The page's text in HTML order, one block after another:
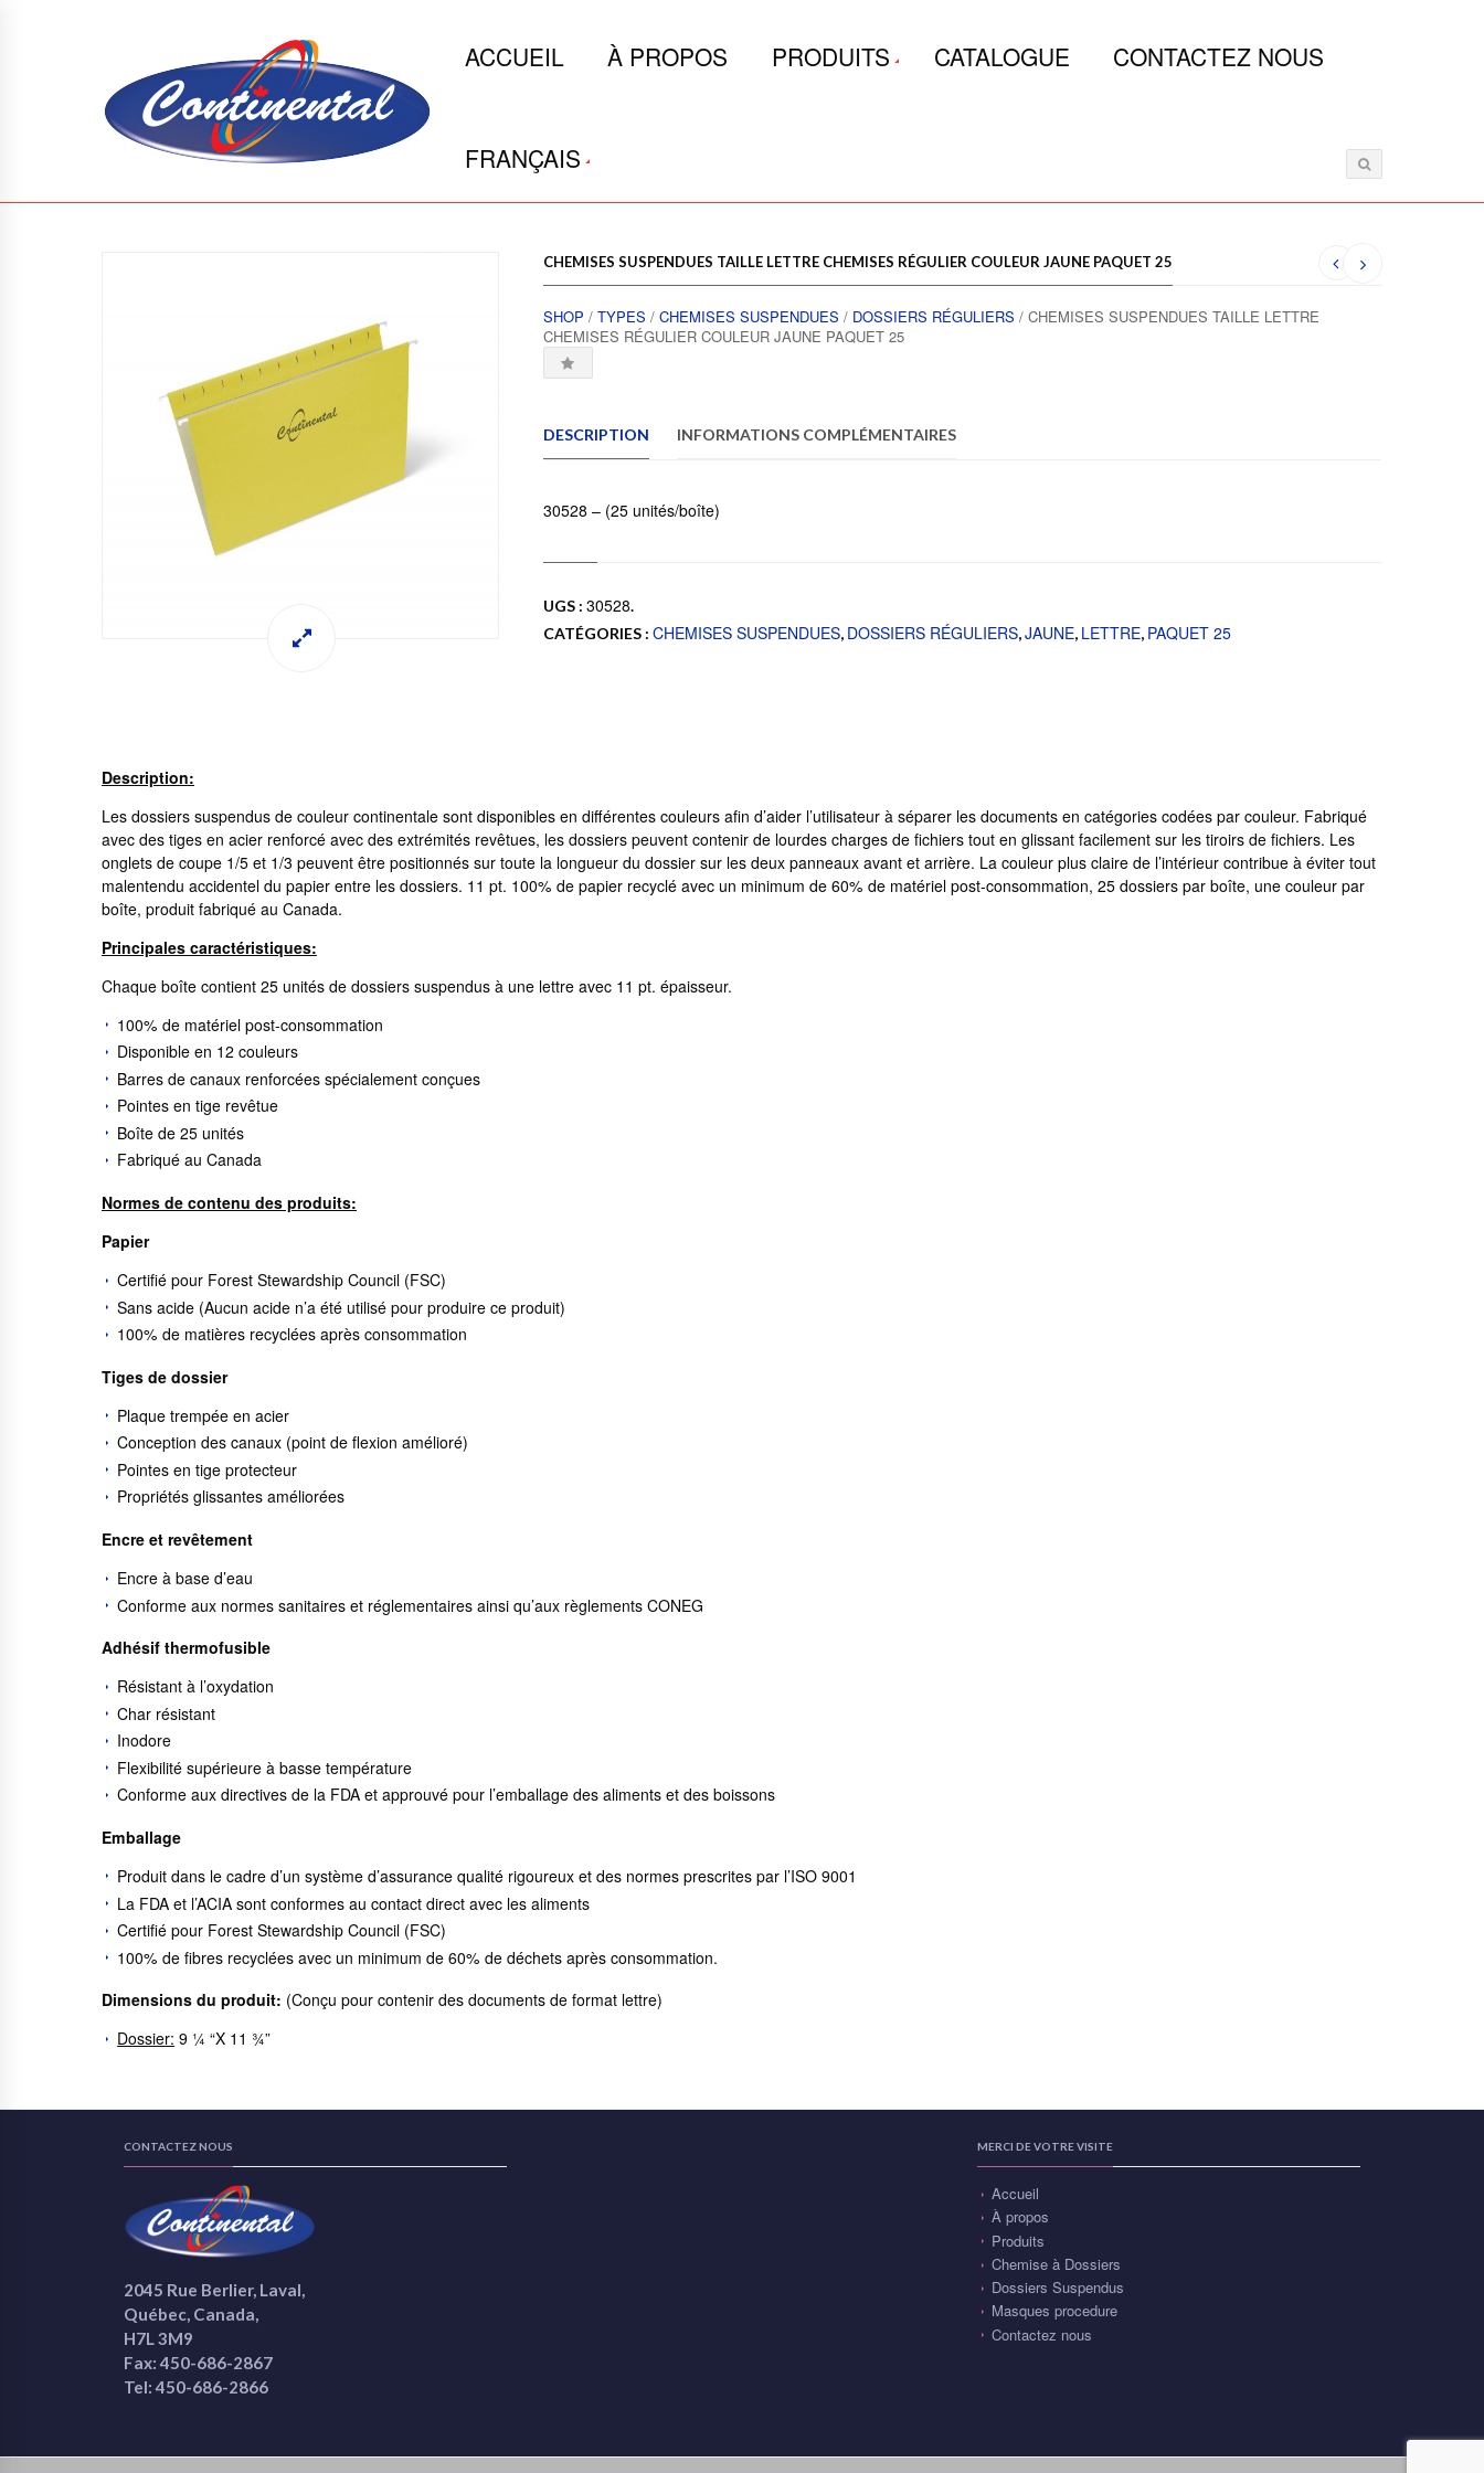
ACCUEIL À PROPOS PRODUITS CATALOGUE CONTACTEZ NOUS
FRANÇAIS
CHEMISES SUSPENDUES TAILLE LETTRE CHEMISES RÉGULIER COULEUR JAUNE PAQUET 25
SHOP /TYPES /CHEMISES SUSPENDUES / DOSSIERS RÉGULIERS / CHEMISES SUSPENDUES TAILLE LETTRE
CHEMISES RÉGULIER COULEUR JAUNE PAQUET 25
DESCRIPTION INFORMATIONS COMPLÉMENTAIRES
30528 – (25 unités/boîte)
UGS :30528.
CATÉGORIES :CHEMISES SUSPENDUES, DOSSIERS RÉGULIERS,JAUNE, LETTRE, PAQUET 25
Description:
Les dossiers suspendus de couleur continentale sont disponibles en différentes couleurs afin d’aider l’utilisateur à séparer les documents en catégories codées par couleur. Fabriqué
avec des tiges en acier renforcé avec des extrémités revêtues, les dossiers peuvent contenir de lourdes charges de fichiers tout en glissant facilement sur les tiroirs de fichiers. Les
onglets de coupe 1/5 et 1/3 peuvent être positionnés sur toute la longueur du dossier sur les deux panneaux avant et arrière. La couleur plus claire de l’intérieur contribue à éviter tout
malentendu accidentel du papier entre les dossiers. 11 pt. 100% de papier recyclé avec un minimum de 60% de matériel post-consommation, 25 dossiers par boîte, une couleur par
boîte, produit fabriqué au Canada.
Principales caractéristiques:
Chaque boîte contient 25 unités de dossiers suspendus à une lettre avec 11 pt. épaisseur.
100% de matériel post-consommation
Disponible en 12 couleurs
Barres de canaux renforcées spécialement conçues
Pointes en tige revêtue
Boîte de 25 unités
Fabriqué au Canada
Normes de contenu des produits:
Papier
Certifié pour Forest Stewardship Council (FSC)
Sans acide (Aucun acide n’a été utilisé pour produire ce produit)
100% de matières recyclées après consommation
Tiges de dossier
Plaque trempée en acier
Conception des canaux (point de flexion amélioré)
Pointes en tige protecteur
Propriétés glissantes améliorées
Encre et revêtement
Encre à base d’eau
Conforme aux normes sanitaires et réglementaires ainsi qu’aux règlements CONEG
Adhésif thermofusible
Résistant à l’oxydation
Char résistant
Inodore
Flexibilité supérieure à basse température
Conforme aux directives de la FDA et approuvé pour l’emballage des aliments et des boissons
Emballage
Produit dans le cadre d’un système d’assurance qualité rigoureux et des normes prescrites par l’ISO 9001
La FDA et l’ACIA sont conformes au contact direct avec les aliments
Certifié pour Forest Stewardship Council (FSC)
100% de fibres recyclées avec un minimum de 60% de déchets après consommation.
Dimensions du produit: (Conçu pour contenir des documents de format lettre)
Dossier: 9 ¼ “X 11 ¾”
CONTACTEZ NOUS
2045 Rue Berlier, Laval,
Québec, Canada,
H7L 3M9
Fax: 450-686-2867
Tel: 450-686-2866
MERCI DE VOTRE VISITE
Accueil
À propos
Produits
Chemise à Dossiers
Dossiers Suspendus
Masques procedure
Contactez nous